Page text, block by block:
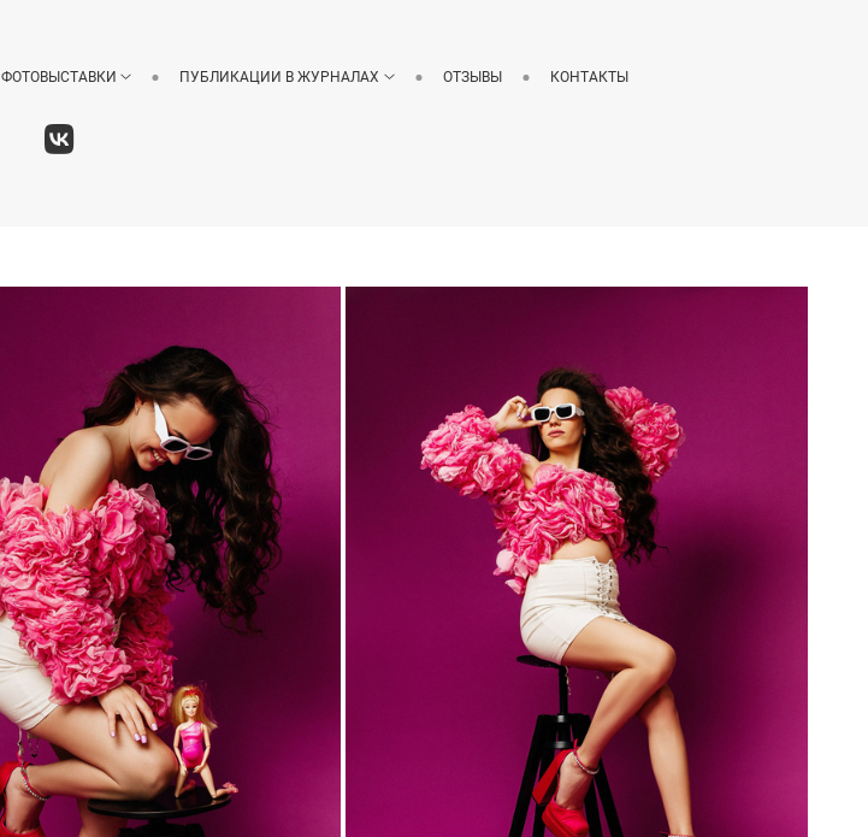
ФОТОВЫСТАВКИ ПУБЛИКАЦИИ В ЖУРНАЛАХ ОТЗЫВЫ КОНТАКТЫ